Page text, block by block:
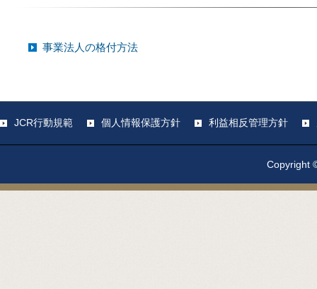
事業法人の格付方法
JCR行動規範 個人情報保護方針 利益相反管理方針
Copyright